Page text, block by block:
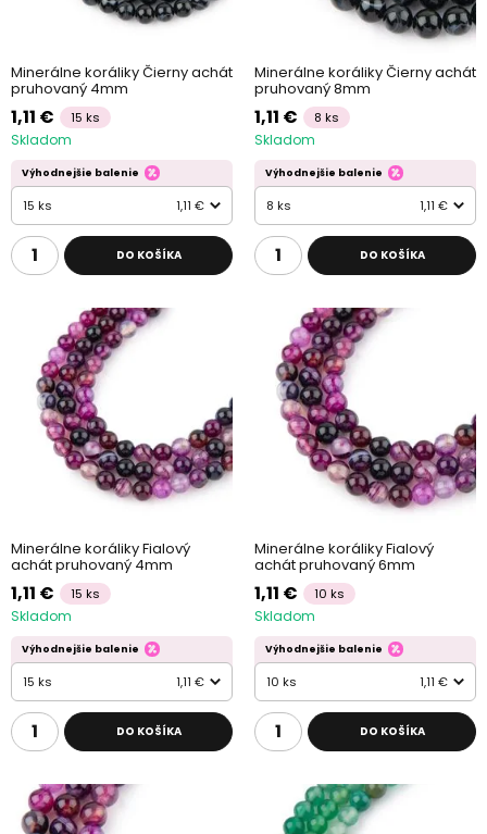
Minerálne koráliky Čierny achát
pruhovaný 4mm
1,11 € 15 ks
Skladom
Výhodnejšie balenie
15 ks 1,11 €
DO KOŠÍKA
Minerálne koráliky Čierny achát
pruhovaný 8mm
1,11 € 8 ks
Skladom
Výhodnejšie balenie
8 ks 1,11 €
DO KOŠÍKA
Minerálne koráliky Fialový
achát pruhovaný 4mm
1,11 € 15 ks
Skladom
Výhodnejšie balenie
15 ks 1,11 €
DO KOŠÍKA
Minerálne koráliky Fialový
achát pruhovaný 6mm
1,11 € 10 ks
Skladom
Výhodnejšie balenie
10 ks 1,11 €
DO KOŠÍKA